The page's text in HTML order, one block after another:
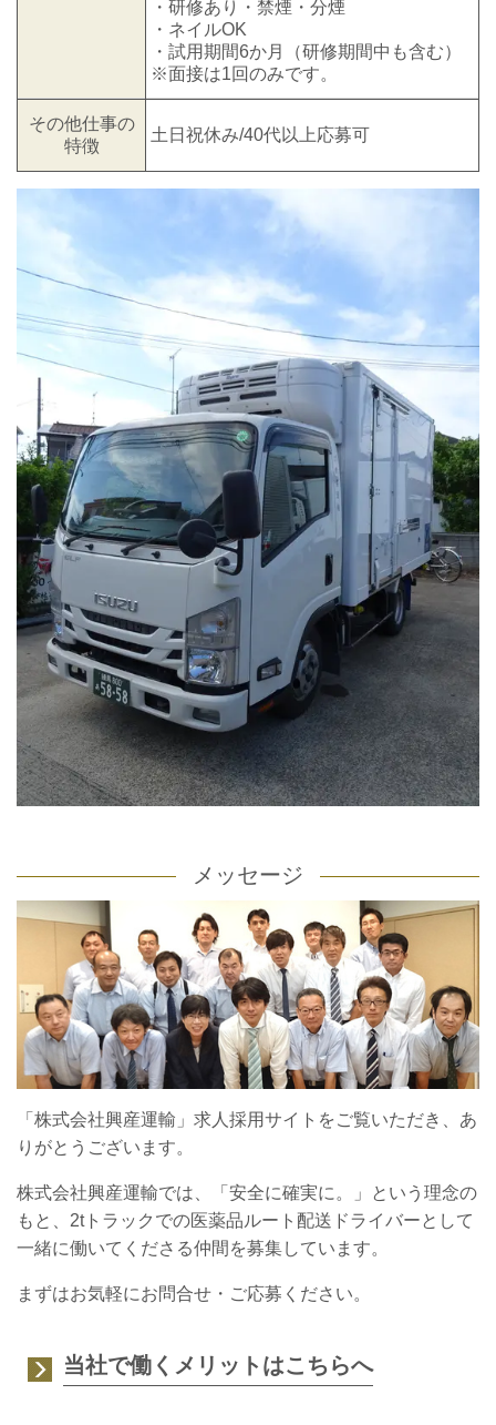
・研修あり・禁煙・分煙
・ネイルOK
・試用期間6か月（研修期間中も含む）
※面接は1回のみです。
その他仕事の
特徴
土日祝休み/40代以上応募可
メッセージ
「株式会社興産運輸」求人採用サイトをご覧いただき、あ
りがとうございます。
株式会社興産運輸では、「安全に確実に。」という理念の
もと、2tトラックでの医薬品ルート配送ドライバーとして
一緒に働いてくださる仲間を募集しています。
まずはお気軽にお問合せ・ご応募ください。
当社で働くメリットはこちらへ